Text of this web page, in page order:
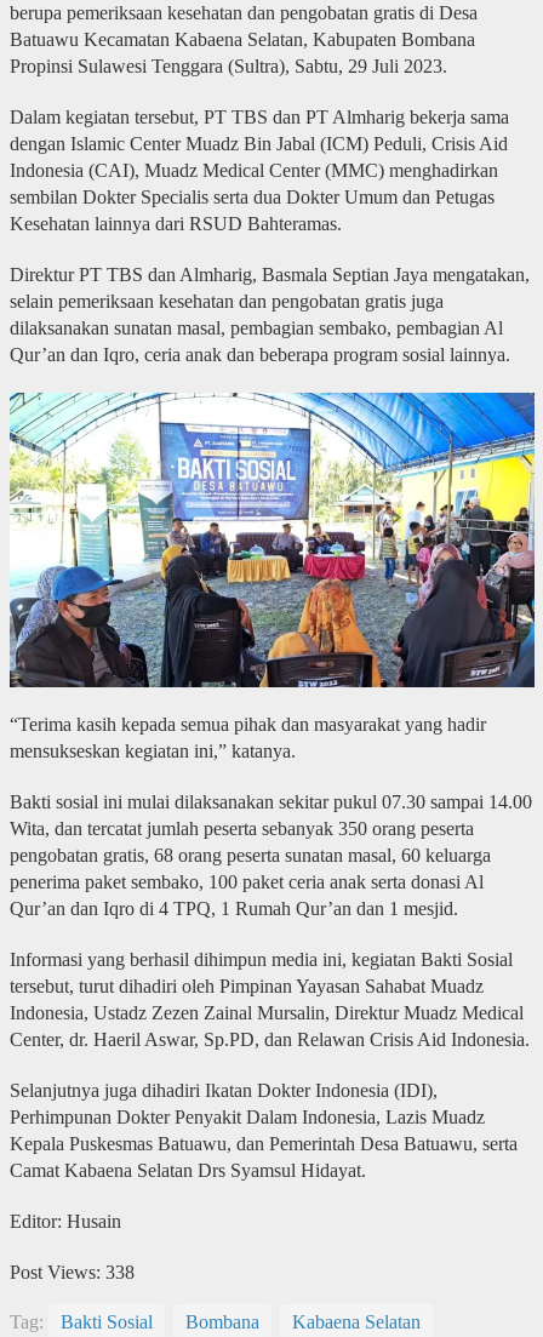
berupa pemeriksaan kesehatan dan pengobatan gratis di Desa
Batuawu Kecamatan Kabaena Selatan, Kabupaten Bombana
Propinsi Sulawesi Tenggara (Sultra), Sabtu, 29 Juli 2023.
Dalam kegiatan tersebut, PT TBS dan PT Almharig bekerja sama
dengan Islamic Center Muadz Bin Jabal (ICM) Peduli, Crisis Aid
Indonesia (CAI), Muadz Medical Center (MMC) menghadirkan
sembilan Dokter Specialis serta dua Dokter Umum dan Petugas
Kesehatan lainnya dari RSUD Bahteramas.
Direktur PT TBS dan Almharig, Basmala Septian Jaya mengatakan,
selain pemeriksaan kesehatan dan pengobatan gratis juga
dilaksanakan sunatan masal, pembagian sembako, pembagian Al
Qur’an dan Iqro, ceria anak dan beberapa program sosial lainnya.
“Terima kasih kepada semua pihak dan masyarakat yang hadir
mensukseskan kegiatan ini,” katanya.
Bakti sosial ini mulai dilaksanakan sekitar pukul 07.30 sampai 14.00
Wita, dan tercatat jumlah peserta sebanyak 350 orang peserta
pengobatan gratis, 68 orang peserta sunatan masal, 60 keluarga
penerima paket sembako, 100 paket ceria anak serta donasi Al
Qur’an dan Iqro di 4 TPQ, 1 Rumah Qur’an dan 1 mesjid.
Informasi yang berhasil dihimpun media ini, kegiatan Bakti Sosial
tersebut, turut dihadiri oleh Pimpinan Yayasan Sahabat Muadz
Indonesia, Ustadz Zezen Zainal Mursalin, Direktur Muadz Medical
Center, dr. Haeril Aswar, Sp.PD, dan Relawan Crisis Aid Indonesia.
Selanjutnya juga dihadiri Ikatan Dokter Indonesia (IDI),
Perhimpunan Dokter Penyakit Dalam Indonesia, Lazis Muadz
Kepala Puskesmas Batuawu, dan Pemerintah Desa Batuawu, serta
Camat Kabaena Selatan Drs Syamsul Hidayat.
Editor: Husain
Post Views: 338
Tag: Bakti Sosial Bombana Kabaena Selatan